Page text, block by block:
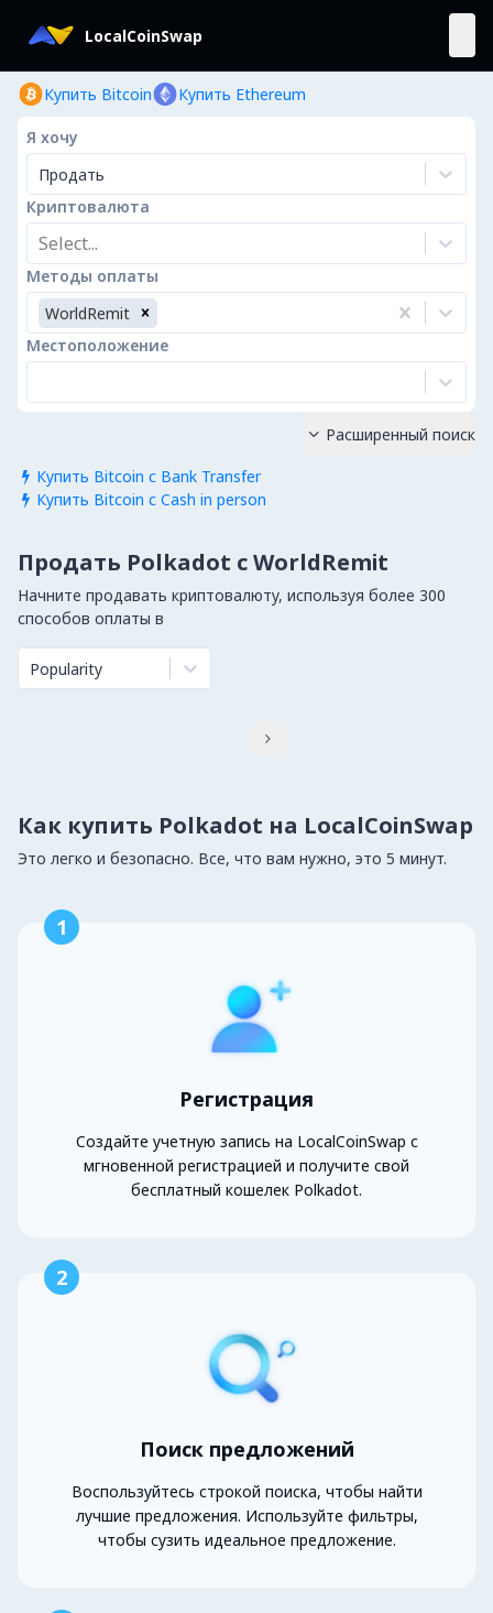
LocalCoinSwap
Купить Bitcoin Купить Ethereum
Я хочу
Продать
Криптовалюта
Select...
Методы оплаты
WorldRemit
Местоположение
 Купить Bitcoin с Bank Transfer
 Купить Bitcoin с Cash in person
 Расширенный поиск
Продать Polkadot с WorldRemit
Начните продавать криптовалюту, используя более 300
способов оплаты в
Popularity

Как купить Polkadot на LocalCoinSwap
Это легко и безопасно. Все, что вам нужно, это 5 минут.
1
Регистрация
Создайте учетную запись на LocalCoinSwap с
мгновенной регистрацией и получите свой
бесплатный кошелек Polkadot.
2
Поиск предложений
Воспользуйтесь строкой поиска, чтобы найти
лучшие предложения. Используйте фильтры,
чтобы сузить идеальное предложение.